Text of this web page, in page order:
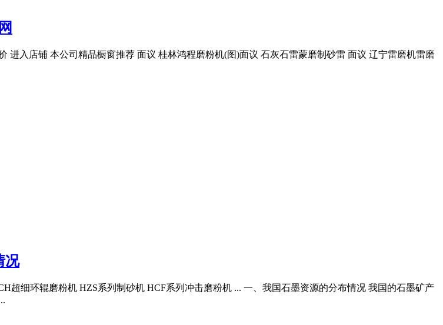
进入店铺 本公司精品橱窗推荐 面议 桂林鸿程磨粉机(图)面议 石灰石雷蒙磨制砂雷 面议 辽宁雷磨机雷磨
况
细环辊磨粉机 HZS系列制砂机 HCF系列冲击磨粉机 ... 一、我国石墨资源的分布情况 我国的石墨矿产